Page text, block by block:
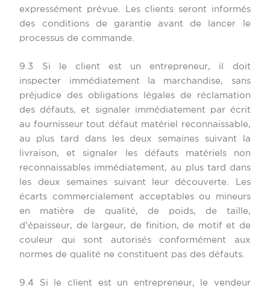
expressément prévue. Les clients seront informés
des conditions de garantie avant de lancer le
processus de commande.
9.3 Si le client est un entrepreneur, il doit
inspecter immédiatement la marchandise, sans
préjudice des obligations légales de réclamation
des défauts, et signaler immédiatement par écrit
au fournisseur tout défaut matériel reconnaissable,
au plus tard dans les deux semaines suivant la
livraison, et signaler les défauts matériels non
reconnaissables immédiatement, au plus tard dans
les deux semaines suivant leur découverte. Les
écarts commercialement acceptables ou mineurs
en matière de qualité, de poids, de taille,
d’épaisseur, de largeur, de finition, de motif et de
couleur qui sont autorisés conformément aux
normes de qualité ne constituent pas des défauts.
9.4 Si le client est un entrepreneur, le vendeur